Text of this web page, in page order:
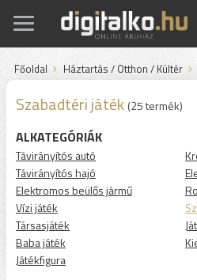
Főoldal Háztartás / Otthon / Kültér
Szabadtéri játék (25 termék)
ALKATEGÓRIÁK
Távirányítós autó
Távirányítós hajó
Elektromos beülős jármű
Vízi játék
Társasjáték
Baba játék
Játékfigura